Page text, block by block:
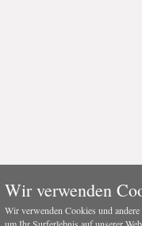
Wir verwenden
Wir verwenden Cookies und andere